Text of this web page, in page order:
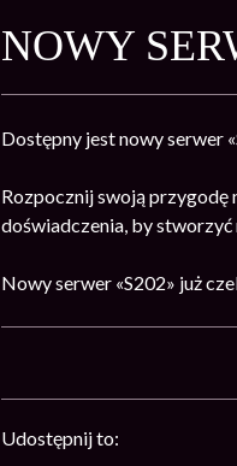
NOWY
Dostępny jest nowy serwer
Rozpocznij swoją przygodę
doświadczenia, by
Nowy serwer «S202» już
Udostępnij to: